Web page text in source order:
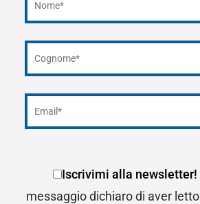
Iscrivimi alla newsletter!
messaggio dichiaro di aver letto